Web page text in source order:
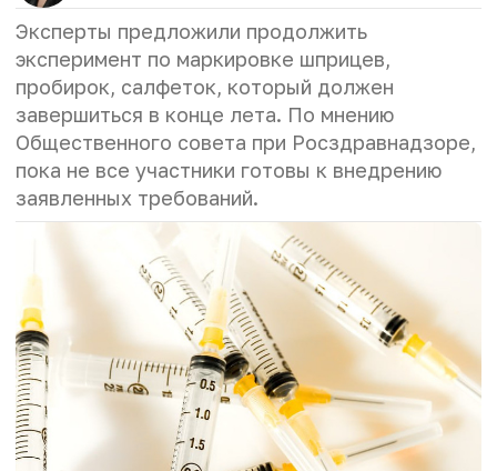
Эксперты предложили продолжить
эксперимент по маркировке шприцев,
пробирок, салфеток, который должен
завершиться в конце лета. По мнению
Общественного совета при Росздравнадзоре,
пока не все участники готовы к внедрению
заявленных требований.